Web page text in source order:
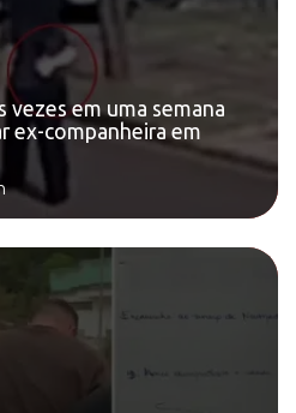
vezes em uma semana
ex-companheira em